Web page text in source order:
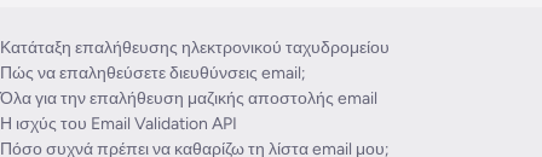
Κατάταξη επαλήθευσης ηλεκτρονικού ταχυδρομείου
Πώς να επαληθεύσετε διευθύνσεις email;
Όλα για την επαλήθευση μαζικής αποστολής email
Η ισχύς του Email Validation API
Πόσο συχνά πρέπει να καθαρίζω τη λίστα email μου;